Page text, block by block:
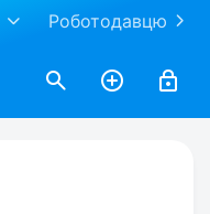
Роботодавцю